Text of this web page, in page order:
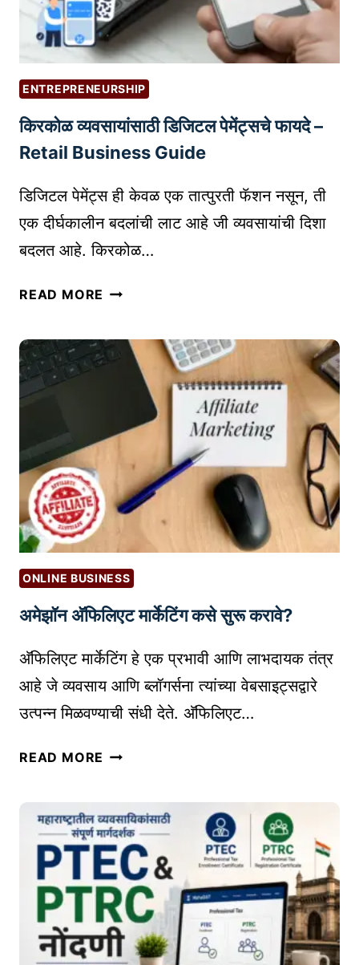
M
E
N
T
S
P
I
V
B
L
M
A
R
K
E
T
N
चा
प
णा
:
मा
ह
रा
सा
ब
ल
आ
हे
?
ENTREPRENEURSHIP
किरकोळ व्यवसायांसाठी डिजिटल पेमेंट्सचे फायदे –
Retail Business Guide
डिजिटल पेमेंट्स ही केवळ एक तात्पुरती फॅशन नसून, ती
एक दीर्घकालीन बदलांची लाट आहे जी व्यवसायांची दिशा
बदलत आहे. किरकोळ…
READ MORE कि
ळ
यां
डि
ट
ल
पे
में
चे
फा
दे
A
I
L
B
U
S
I
ONLINE BUSINESS
अमेझॉन अ‍ॅफिलिएट मार्केटिंग कसे सुरू करावे?
अ‍ॅफिलिएट मार्केटिंग हे एक प्रभावी आणि लाभदायक तंत्र
आहे जे व्यवसाय आणि ब्लॉगर्सना त्यांच्या वेबसाइट्सद्वारे
उत्पन्न मिळवण्याची संधी देते. अ‍ॅफिलिएट…
READ MORE अ
न
अ‍ॅ
फि
लि
ए
ट
मा